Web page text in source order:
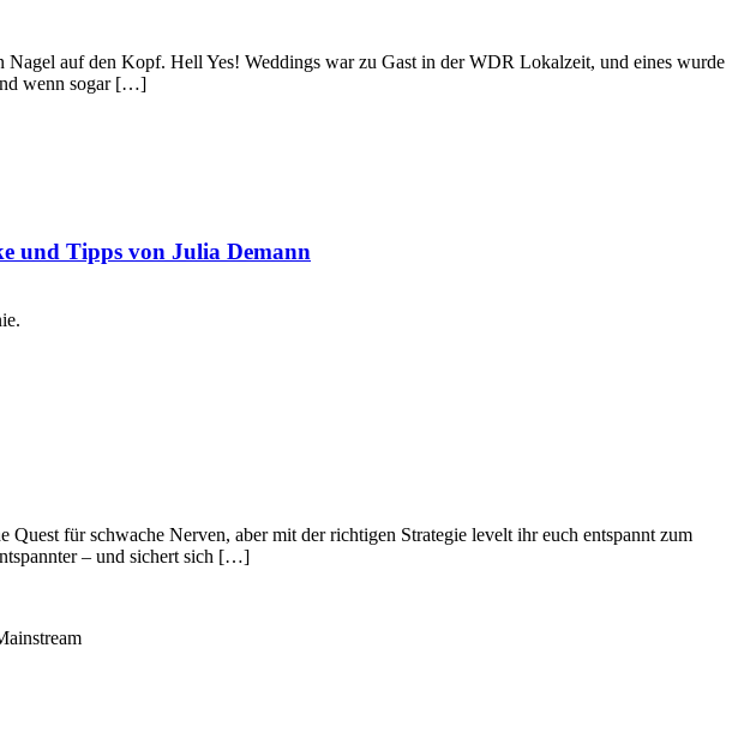
auf den Kopf. Hell Yes! Weddings war zu Gast in der WDR Lokalzeit, und eines wurde
wenn sogar […]
und Tipps von Julia Demann
für schwache Nerven, aber mit der richtigen Strategie levelt ihr euch entspannt zum
– und sichert sich […]